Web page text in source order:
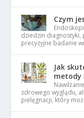
Czym
dziedzin diagnostyki,
precyzyjne badanie
Jak
metody
zdrowego wyglądu,
pielęgnacji, który